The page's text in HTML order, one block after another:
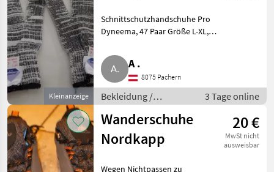
Kleinanzeige
Schnittschutzhandschuhe Pro
Dyneema, 47 Paar Größe L-XL,
Bekleidung Sonstiges
A .
8075 Pachern
Bekleidung /
Bekleidung Sonstiges
3 Tage online
Wanderschuhe
Nordkapp
20 €
MwSt nicht
ausweisbar
Wegen Nichtpassen zu